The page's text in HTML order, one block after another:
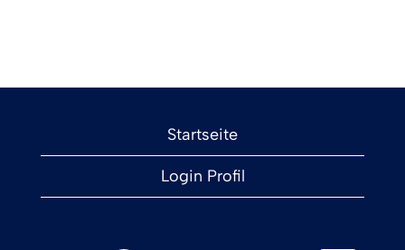
Startseite
Login Profil